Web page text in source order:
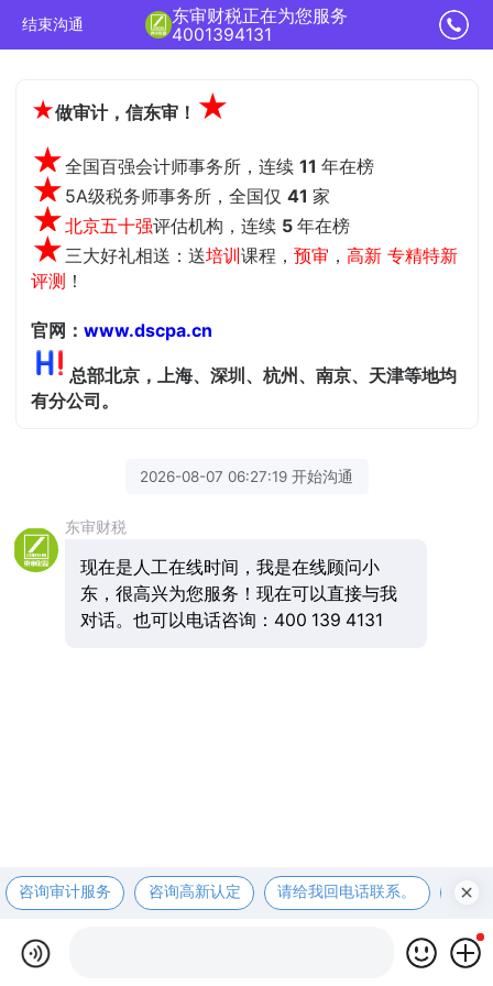
结束沟通
东审财税正在为您服务
4001394131
★做审计，信东审！ ★
★全国百强会计师事务所，连续11 年在榜
★ 5A级税务师事务所，全国仅41家
★北京五十强评估机构，连续 5年在榜
★ 三大好礼相送：送培训课程，预审 ，高新 专精特新
评测 ！
官网：www.dscpa.cn
总部北京，上海、深圳、杭州、南京、天津等地均
有分公司。
2026-08-07 06:27:19 开始沟通
东审财税
现在是人工在线时间，我是在线顾问小
东，很高兴为您服务！现在可以直接与我
对话。也可以电话咨询：400 139 4131
咨询审计服务 咨询高新认定 请给我回电话联系。 咨